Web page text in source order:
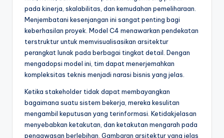
si
pada kinerja, skalabilitas, dan kemudahan pemeliharaan.
Menjembatani kesenjangan ini sangat penting bagi
keberhasilan proyek. Model C4 menawarkan pendekatan
terstruktur untuk memvisualisasikan arsitektur
perangkat lunak pada berbagai tingkat detail. Dengan
mengadopsi model ini, tim dapat menerjemahkan
kompleksitas teknis menjadi narasi bisnis yang jelas.
Ketika stakeholder tidak dapat membayangkan
bagaimana suatu sistem bekerja, mereka kesulitan
mengambil keputusan yang terinformasi. Ketidakjelasan
menyebabkan ketakutan, dan ketakutan mengarah pada
pengawasan berlebihan. Gambaran arsitektur yang jelas